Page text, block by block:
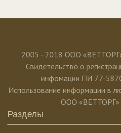
2005 - 2018 ООО
Свидетельство о
инфомации ПИ 77-
Использование информации в
ООО «ВЕТТОРГ»
Разделы